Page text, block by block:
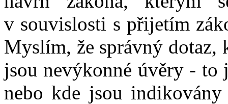
v souvislosti s přijetím
Myslím, že správný dotaz,
jsou nevýkonné úvěry - to
nebo kde jsou